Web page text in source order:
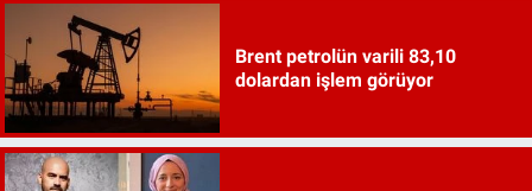
Brent petrolün varili 83,10
dolardan işlem görüyor